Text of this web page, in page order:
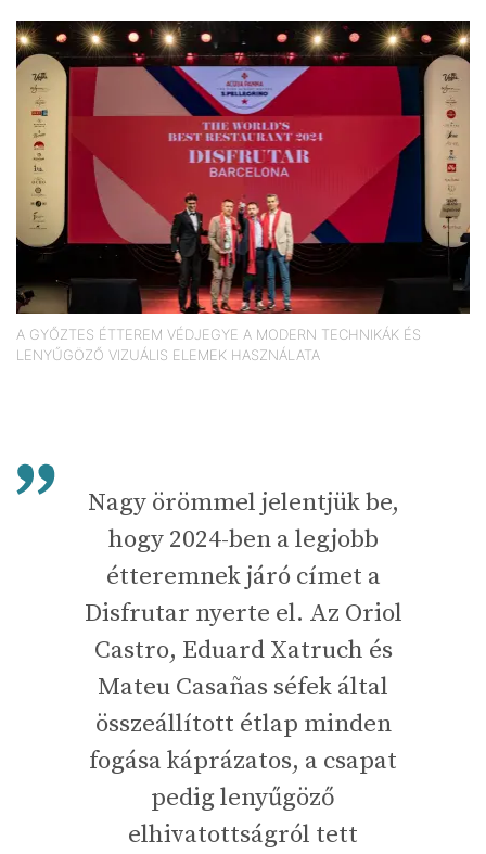
A GYŐZTES ÉTTEREM VÉDJEGYE A MODERN TECHNIKÁK ÉS
LENYŰGÖZŐ VIZUÁLIS ELEMEK HASZNÁLATA
Nagy örömmel jelentjük be,
hogy 2024-ben a legjobb
étteremnek járó címet a
Disfrutar nyerte el. Az Oriol
Castro, Eduard Xatruch és
Mateu Casañas séfek által
összeállított étlap minden
fogása káprázatos, a csapat
pedig lenyűgöző
elhivatottságról tett